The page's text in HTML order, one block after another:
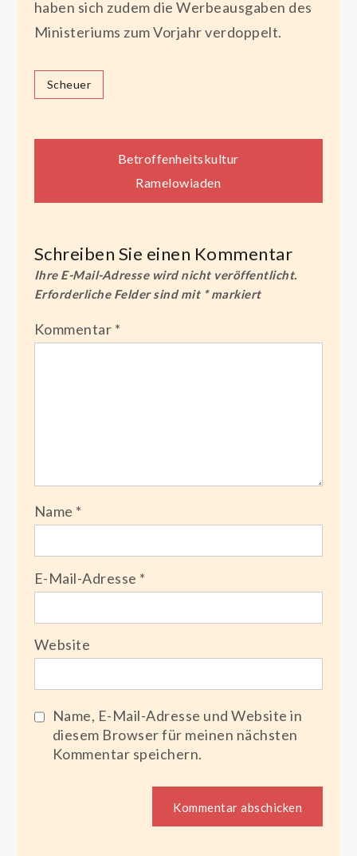
haben sich zudem die Werbeausgaben des
Ministeriums zum Vorjahr verdoppelt.
Scheuer
Beitragsnavigation
Betroffenheitskultur
Ramelowiaden
Schreiben Sie einen Kommentar
Ihre E-Mail-Adresse wird nicht veröffentlicht.
Erforderliche Felder sind mit *markiert
Kommentar *
Name *
E-Mail-Adresse *
Website
Name, E-Mail-Adresse und Website in
diesem Browser für meinen nächsten
Kommentar speichern.